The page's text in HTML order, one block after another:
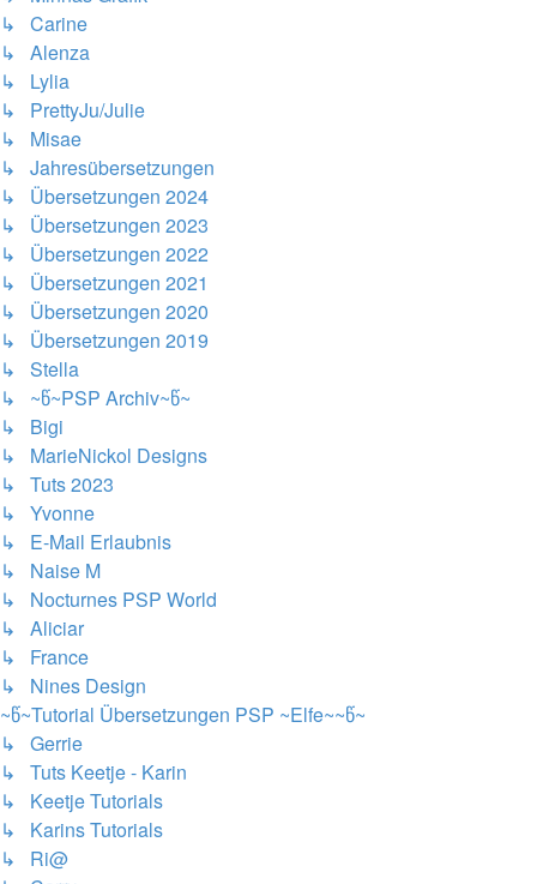
↳ Carine
↳ Alenza
↳ Lylia
↳ PrettyJu/Julie
↳ Misae
↳ Jahresübersetzungen
↳ Übersetzungen 2024
↳ Übersetzungen 2023
↳ Übersetzungen 2022
↳ Übersetzungen 2021
↳ Übersetzungen 2020
↳ Übersetzungen 2019
↳ Stella
↳ ~წ~PSP Archiv~წ~
↳ Bigi
↳ MarieNickol Designs
↳ Tuts 2023
↳ Yvonne
↳ E-Mail Erlaubnis
↳ Naise M
↳ Nocturnes PSP World
↳ Aliciar
↳ France
↳ Nines Design
~წ~Tutorial Übersetzungen PSP ~Elfe~~წ~
↳ Gerrie
↳ Tuts Keetje - Karin
↳ Keetje Tutorials
↳ Karins Tutorials
↳ Ri@